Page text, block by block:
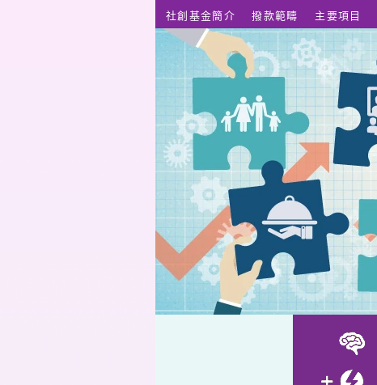
社創基金簡介 撥款範疇 主要項目
以創新語文教學法扶助弱勢學生學好第二語言